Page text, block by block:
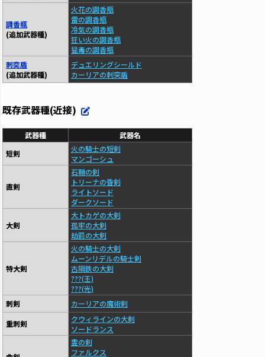
調香瓶
(追加武器種)
火花の調香瓶
雷の調香瓶
冷気の調香瓶
狂い火の調香瓶
猛毒の調香瓶
刺突盾
(追加武器種)
デュエリングシールド
カーリアの刺突盾
既存武器種(近接)
武器種
武器名
短剣
火の騎士の短剣
マンゴーシュ
直剣
石鞘の剣
トリーナの昏剣
ライトソード
ダークソード
大剣
大トカゲの大剣
孤牢の大剣
劫罰の大剣
特大剣
火の騎士の大剣
ムーンリデルの騎士剣
古隕鉄の大剣
???(王)
???(光)
刺剣
カーリアの魔術剣
重刺剣
クウィラインの大剣
ソードランス
霊の剣
ファルクス